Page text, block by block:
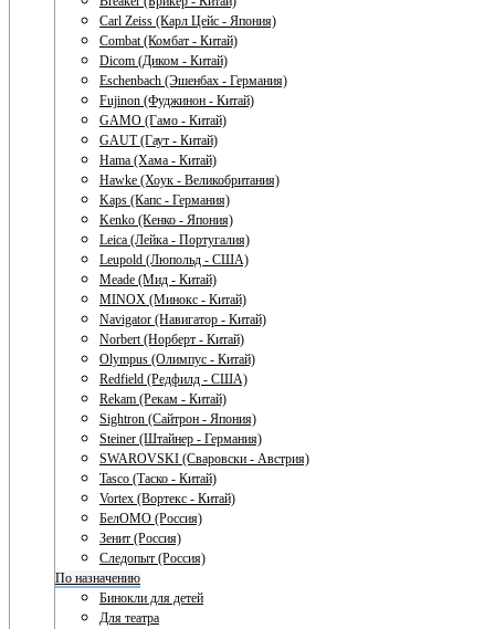
Carl Zeiss (Карл Цейс - Япония)
Combat (Комбат - Китай)
Dicom (Диком - Китай)
Eschenbach (Эшенбах - Германия)
Fujinon (Фуджинон - Китай)
GAMO (Гамо - Китай)
GAUT (Гаут - Китай)
Hama (Хама - Китай)
Hawke (Хоук - Великобритания)
Kaps (Капс - Германия)
Kenko (Кенко - Япония)
Leica (Лейка - Португалия)
Leupold (Люпольд - США)
Meade (Мид - Китай)
MINOX (Минокс - Китай)
Navigator (Навигатор - Китай)
Norbert (Норберт - Китай)
Olympus (Олимпус - Китай)
Redfield (Редфилд - США)
Rekam (Рекам - Китай)
Sightron (Сайтрон - Япония)
Steiner (Штайнер - Германия)
SWAROVSKI (Сваровски - Австрия)
Tasco (Таско - Китай)
Vortex (Вортекс - Китай)
БелОМО (Россия)
Зенит (Россия)
Следопыт (Россия)
По назначению
Бинокли для детей
Для театра